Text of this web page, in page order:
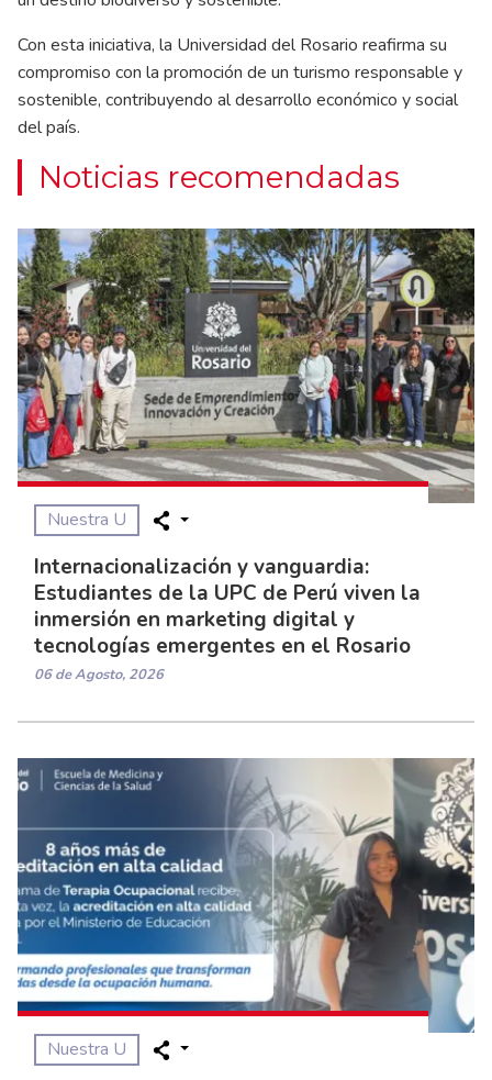
Con esta iniciativa, la Universidad del Rosario reafirma su
compromiso con la promoción de un turismo responsable y
sostenible, contribuyendo al desarrollo económico y social
del país.
Noticias recomendadas
Nuestra U
Internacionalización y vanguardia:
Estudiantes de la UPC de Perú viven la
inmersión en marketing digital y
tecnologías emergentes en el Rosario
06 de Agosto, 2026
Nuestra U